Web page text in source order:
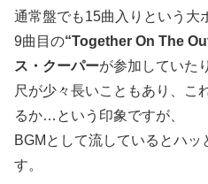
通常盤でも15曲入りという大
9曲目の“Together On The
ス・クーパーが参加していた
尺が少々長いこともあり、こ
るか…という印象ですが、
BGMとして流しているとハ
す。